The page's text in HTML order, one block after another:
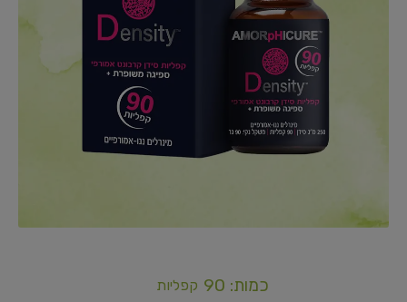
כמות: 90 קפליות